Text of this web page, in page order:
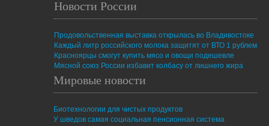
Новости России
Продовольственная выставка открылась во Владивостоке
Каждый литр российского молока защитят от ВТО 1 рублем
Красноярцы смогут купить мясо и овощи подешевле
Мясной союз России избавит колбасу от лишнего жира
Мировые новости
Биотехнологии для чистых продуктов
У шведов самая социальная пенсионная система